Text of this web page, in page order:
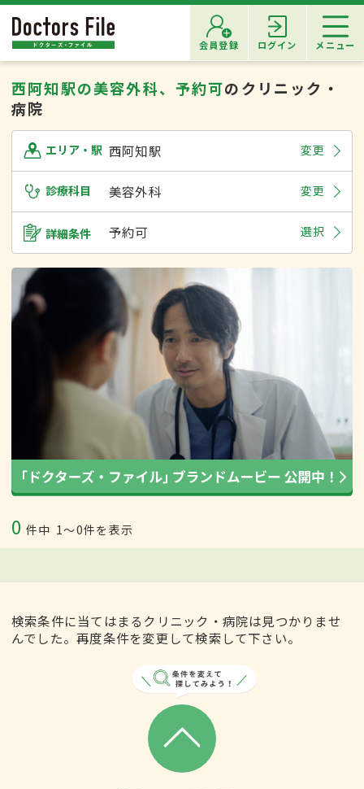
会員登録 ログイン メニュー
西阿知駅の美容外科、予約可のクリニック・
病院
エリア・駅 西阿知駅 変更
診療科目 美容外科 変更
詳細条件 予約可 選択
0 件中 1〜0件を表示
検索条件に当てはまるクリニック・病院は見つかりませ
んでした。再度条件を変更して検索して下さい。